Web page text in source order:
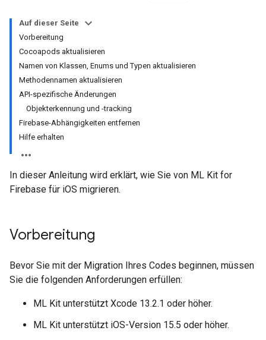
Auf dieser Seite
Vorbereitung
Cocoapods aktualisieren
Namen von Klassen, Enums und Typen aktualisieren
Methodennamen aktualisieren
API-spezifische Änderungen
Objekterkennung und -tracking
Firebase-Abhängigkeiten entfernen
Hilfe erhalten
In dieser Anleitung wird erklärt, wie Sie von ML Kit for
Firebase für iOS migrieren.
Vorbereitung
Bevor Sie mit der Migration Ihres Codes beginnen, müssen
Sie die folgenden Anforderungen erfüllen:
ML Kit unterstützt Xcode 13.2.1 oder höher.
ML Kit unterstützt iOS-Version 15.5 oder höher.